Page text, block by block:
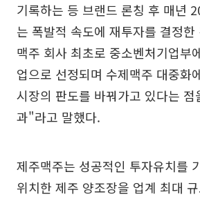
기록하는 등 브랜드 론칭 후 매년
는 폭발적 속도에 재투자를 결정
맥주 회사 최초로 중소벤처기업부
업으로 선정되며 수제맥주 대중화
시장의 판도를 바꿔가고 있다는 점
과"라고 말했다.
제주맥주는 성공적인 투자유치를
위치한 제주 양조장을 업계 최대